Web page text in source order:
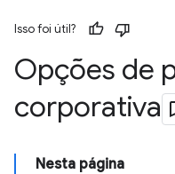
Isso foi útil?
Opções de
corporativa
Nesta página